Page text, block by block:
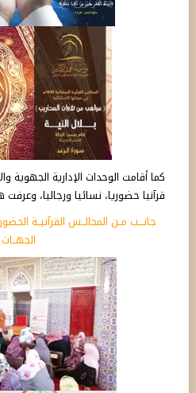
قرآنيا حضوريا، نسائيا ورجاليا،
جانـــب مــن المجالــس القرآنيــة
الجهــات